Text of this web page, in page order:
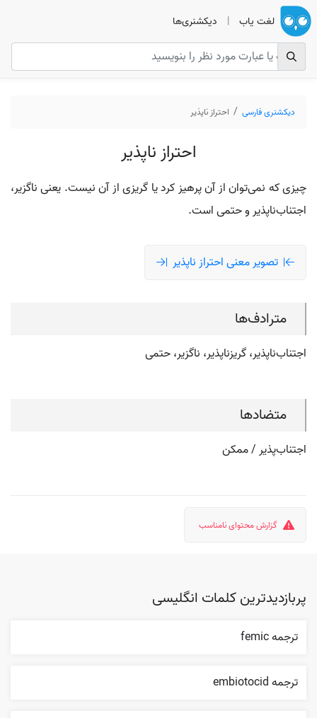
لغت یاب | دیکشنری‌ها
دیکشنری فارسی احتراز ناپذیر
احتراز ناپذیر
چیزی که نمی‌توان از آن پرهیز کرد یا گریزی از آن نیست. یعنی ناگزیر،
اجتناب‌ناپذیر و حتمی است.
تصویر معنی احتراز ناپذیر
مترادف‌ها
اجتناب‌ناپذیر، گریزناپذیر، ناگزیر، حتمی
متضادها
اجتناب‌پذیر / ممکن
گزارش محتوای نامناسب
پربازدیدترین کلمات انگلیسی
ترجمه femic
ترجمه embiotocid